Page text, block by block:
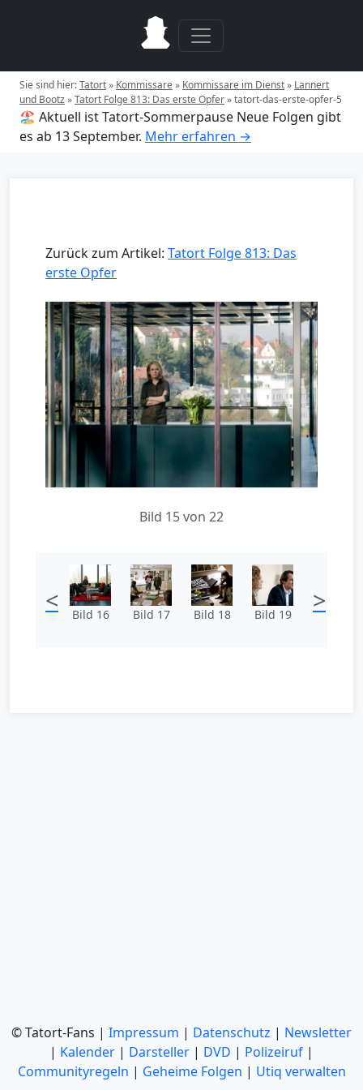
Sie sind hier:Tatort» Kommissare» Kommissare im Dienst» Lannert
und Bootz»Tatort Folge 813: Das erste Opfer»tatort-das-erste-opfer-5
🏖️ Aktuell ist Tatort-Sommerpause Neue Folgen gibt
es ab 13 September. Mehr erfahren →
Zurück zum Artikel: Tatort Folge 813: Das
erste Opfer
Bild 15 von 22
< Bild 16 Bild 17 Bild 18 Bild 19 >
© Tatort-Fans | Impressum | Datenschutz | Newsletter
| Kalender | Darsteller | DVD | Polizeiruf |
Communityregeln | Geheime Folgen | Utiq verwalten